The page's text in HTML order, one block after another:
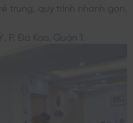
trung, quy trình nhanh gọn,
P. Đa Kao, Quận 1.